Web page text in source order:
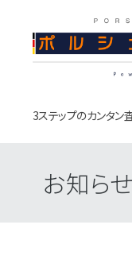
3ステップのカンタン
お知ら